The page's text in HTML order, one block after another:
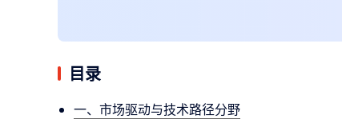
目录
一、市场驱动与技术路径分野